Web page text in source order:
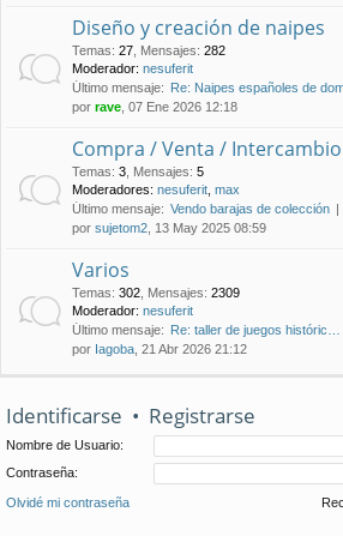
Diseño y creación de naipes
Temas: 27 Mensajes: 282
Moderador: nesuferit
Último mensaje: Re: Naipes españoles de
por rave , 07 Ene 2026 12:18
Compra / Venta / Intercambio
Temas: 3 Mensajes: 5
Moderadores: nesuferit max
Último mensaje: Vendo barajas de colección
por sujetom2 , 13 May 2025 08:59
Varios
Temas: 302 Mensajes: 2309
Moderador: nesuferit
Último mensaje: Re: taller de juegos históric…
por Iagoba , 21 Abr 2026 21:12
Identificarse • Registrarse
Nombre de Usuario:
Contraseña:
Olvidé mi contraseña